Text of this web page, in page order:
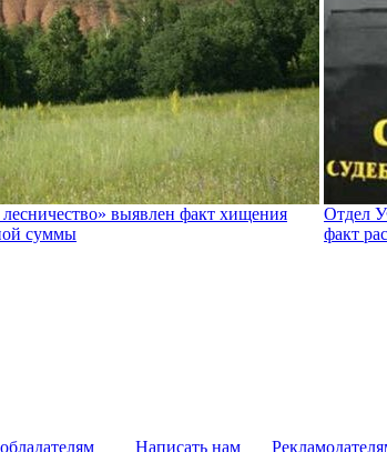
выявлен факт хищения
суммы
Отдел
факт
Написать нам